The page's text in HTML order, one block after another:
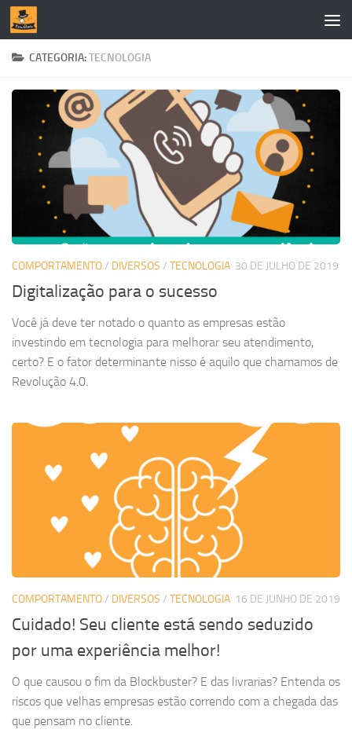
Skip to content
CATEGORIA:TECNOLOGIA
COMPORTAMENTO/ DIVERSOS / TECNOLOGIA 30 DE JULHO DE 2019
Digitalização para o sucesso
Você já deve ter notado o quanto as empresas estão
investindo em tecnologia para melhorar seu atendimento,
certo? E o fator determinante nisso é aquilo que chamamos de
Revolução 4.0.
COMPORTAMENTO/ DIVERSOS / TECNOLOGIA 16 DE JUNHO DE 2019
Cuidado! Seu cliente está sendo seduzido
por uma experiência melhor!
O que causou o fim da Blockbuster? E das livrarias? Entenda os
riscos que velhas empresas estão correndo com a chegada das
que pensam no cliente.